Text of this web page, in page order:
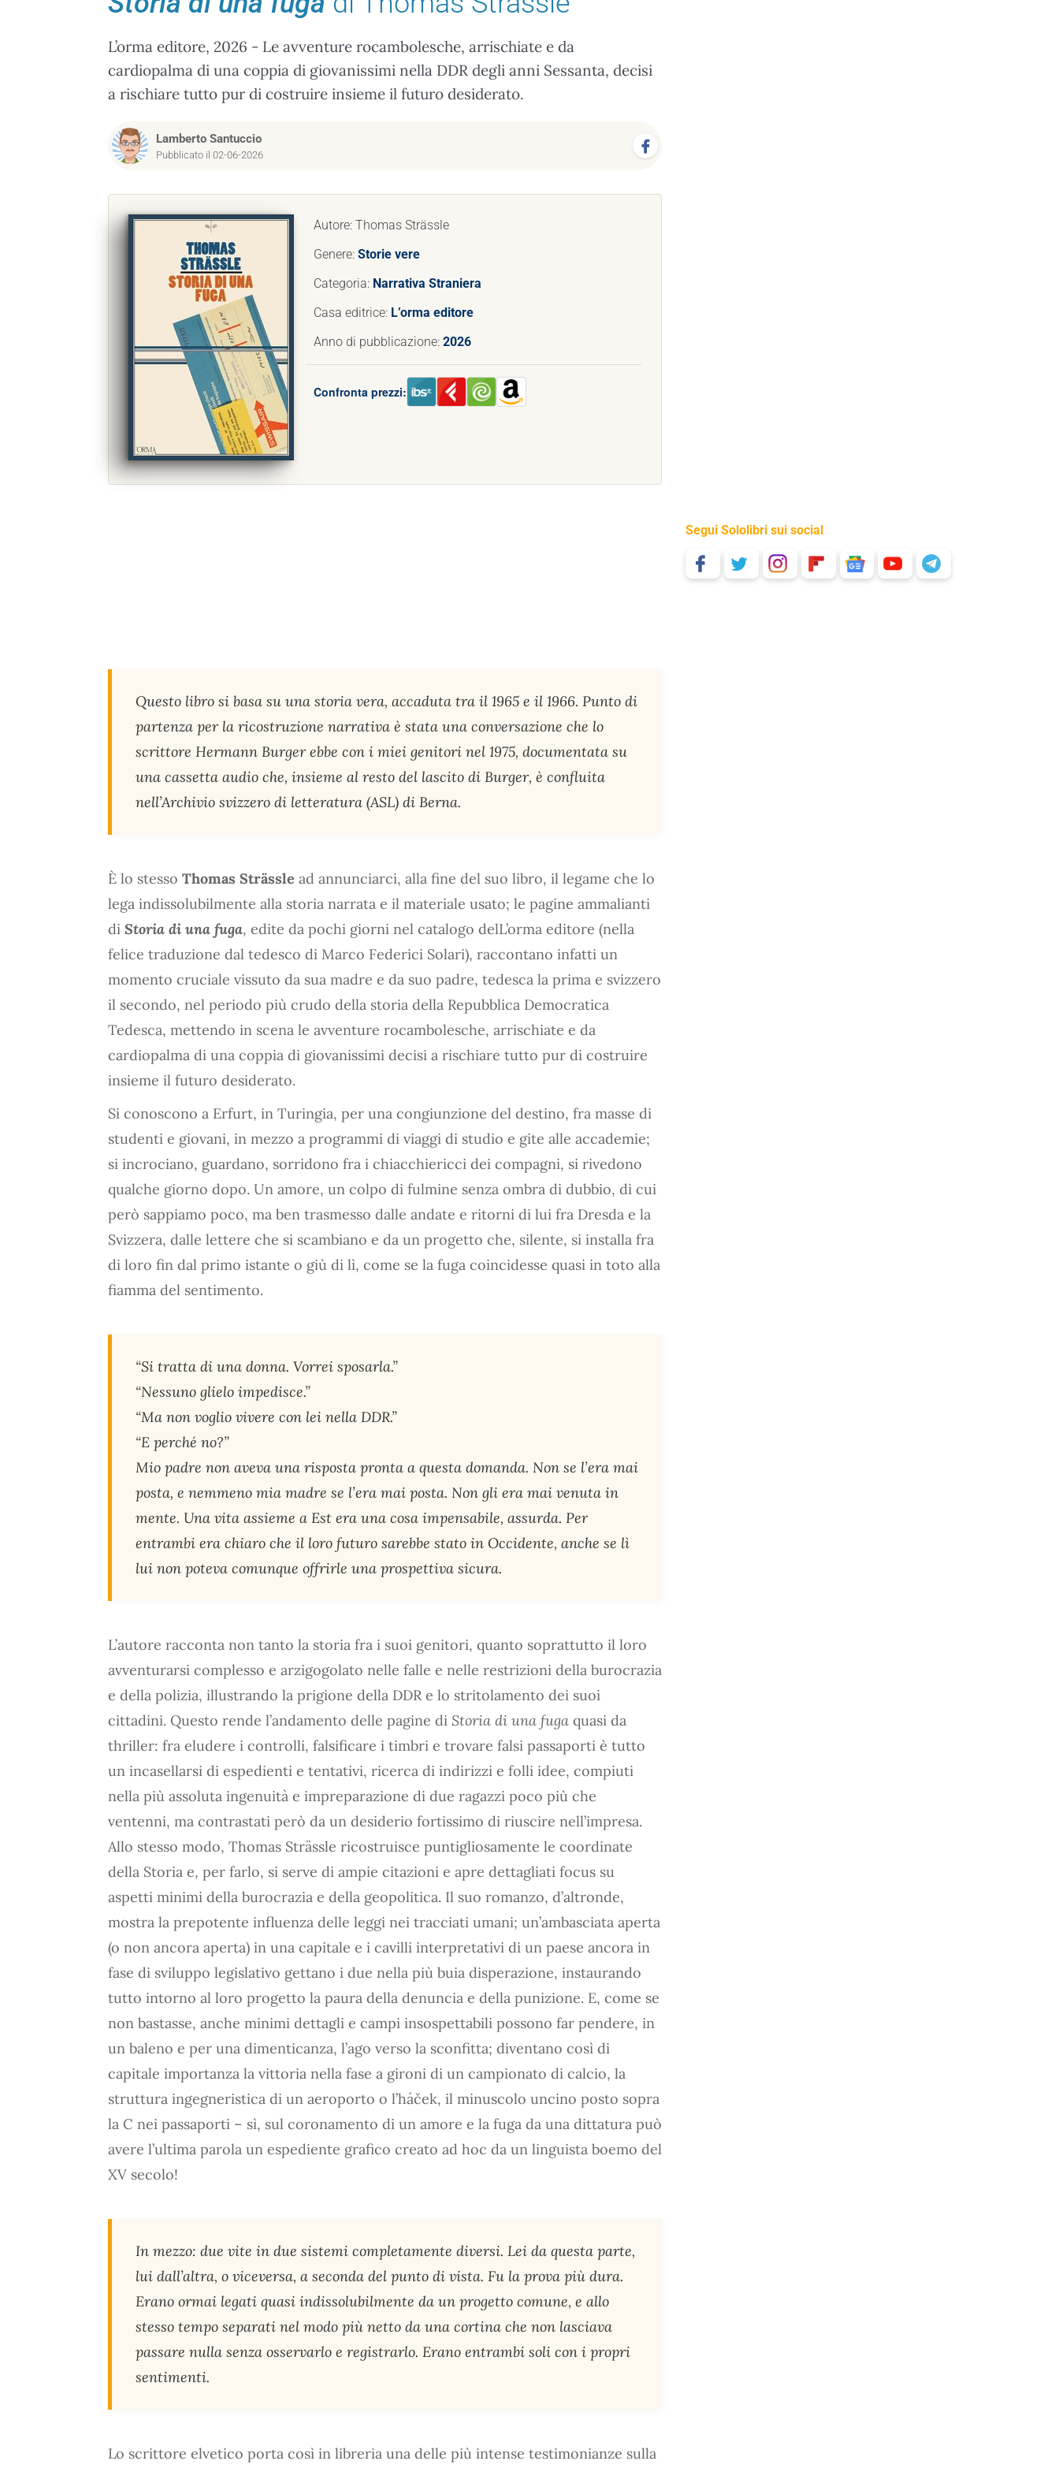
L’orma editore, 2026 - Le avventure rocambolesche, arrischiate e da
cardiopalma di una coppia di giovanissimi nella DDR degli anni Sessanta, decisi
a rischiare tutto pur di costruire insieme il futuro desiderato.
Lamberto Santuccio
Pubblicato il 02-06-2026
Autore: Thomas Strässle
Genere: Storie vere
Categoria: Narrativa Straniera
Casa editrice: L’orma editore
Anno di pubblicazione: 2026
Confronta prezzi:
Questo libro si basa su una storia vera, accaduta tra il 1965 e il 1966. Punto di
partenza per la ricostruzione narrativa è stata una conversazione che lo
scrittore Hermann Burger ebbe con i miei genitori nel 1975, documentata su
una cassetta audio che, insieme al resto del lascito di Burger, è confluita
nell’Archivio svizzero di letteratura (ASL) di Berna.
È lo stesso Thomas Strässle ad annunciarci, alla fine del suo libro, il legame che lo
lega indissolubilmente alla storia narrata e il materiale usato; le pagine ammalianti
di Storia di una fuga, edite da pochi giorni nel catalogo delL’orma editore (nella
felice traduzione dal tedesco di Marco Federici Solari), raccontano infatti un
momento cruciale vissuto da sua madre e da suo padre, tedesca la prima e svizzero
il secondo, nel periodo più crudo della storia della Repubblica Democratica
Tedesca, mettendo in scena le avventure rocambolesche, arrischiate e da
cardiopalma di una coppia di giovanissimi decisi a rischiare tutto pur di costruire
insieme il futuro desiderato.
Si conoscono a Erfurt, in Turingia, per una congiunzione del destino, fra masse di
studenti e giovani, in mezzo a programmi di viaggi di studio e gite alle accademie;
si incrociano, guardano, sorridono fra i chiacchiericci dei compagni, si rivedono
qualche giorno dopo. Un amore, un colpo di fulmine senza ombra di dubbio, di cui
però sappiamo poco, ma ben trasmesso dalle andate e ritorni di lui fra Dresda e la
Svizzera, dalle lettere che si scambiano e da un progetto che, silente, si installa fra
di loro fin dal primo istante o giù di lì, come se la fuga coincidesse quasi in toto alla
fiamma del sentimento.
“Si tratta di una donna. Vorrei sposarla.”
“Nessuno glielo impedisce.”
“Ma non voglio vivere con lei nella DDR.”
“E perché no?”
Mio padre non aveva una risposta pronta a questa domanda. Non se l’era mai
posta, e nemmeno mia madre se l’era mai posta. Non gli era mai venuta in
mente. Una vita assieme a Est era una cosa impensabile, assurda. Per
entrambi era chiaro che il loro futuro sarebbe stato in Occidente, anche se lì
lui non poteva comunque offrirle una prospettiva sicura.
L’autore racconta non tanto la storia fra i suoi genitori, quanto soprattutto il loro
avventurarsi complesso e arzigogolato nelle falle e nelle restrizioni della burocrazia
e della polizia, illustrando la prigione della DDR e lo stritolamento dei suoi
cittadini. Questo rende l’andamento delle pagine di Storia di una fuga quasi da
thriller: fra eludere i controlli, falsificare i timbri e trovare falsi passaporti è tutto
un incasellarsi di espedienti e tentativi, ricerca di indirizzi e folli idee, compiuti
nella più assoluta ingenuità e impreparazione di due ragazzi poco più che
ventenni, ma contrastati però da un desiderio fortissimo di riuscire nell’impresa.
Allo stesso modo, Thomas Strässle ricostruisce puntigliosamente le coordinate
della Storia e, per farlo, si serve di ampie citazioni e apre dettagliati focus su
aspetti minimi della burocrazia e della geopolitica. Il suo romanzo, d’altronde,
mostra la prepotente influenza delle leggi nei tracciati umani; un’ambasciata aperta
(o non ancora aperta) in una capitale e i cavilli interpretativi di un paese ancora in
fase di sviluppo legislativo gettano i due nella più buia disperazione, instaurando
tutto intorno al loro progetto la paura della denuncia e della punizione. E, come se
non bastasse, anche minimi dettagli e campi insospettabili possono far pendere, in
un baleno e per una dimenticanza, l’ago verso la sconfitta; diventano così di
capitale importanza la vittoria nella fase a gironi di un campionato di calcio, la
struttura ingegneristica di un aeroporto o l’háček, il minuscolo uncino posto sopra
la C nei passaporti – sì, sul coronamento di un amore e la fuga da una dittatura può
avere l’ultima parola un espediente grafico creato ad hoc da un linguista boemo del
XV secolo!
In mezzo: due vite in due sistemi completamente diversi. Lei da questa parte,
lui dall’altra, o viceversa, a seconda del punto di vista. Fu la prova più dura.
Erano ormai legati quasi indissolubilmente da un progetto comune, e allo
stesso tempo separati nel modo più netto da una cortina che non lasciava
passare nulla senza osservarlo e registrarlo. Erano entrambi soli con i propri
sentimenti.
Lo scrittore elvetico porta così in libreria una delle più intense testimonianze sulla
Segui Sololibri sui social